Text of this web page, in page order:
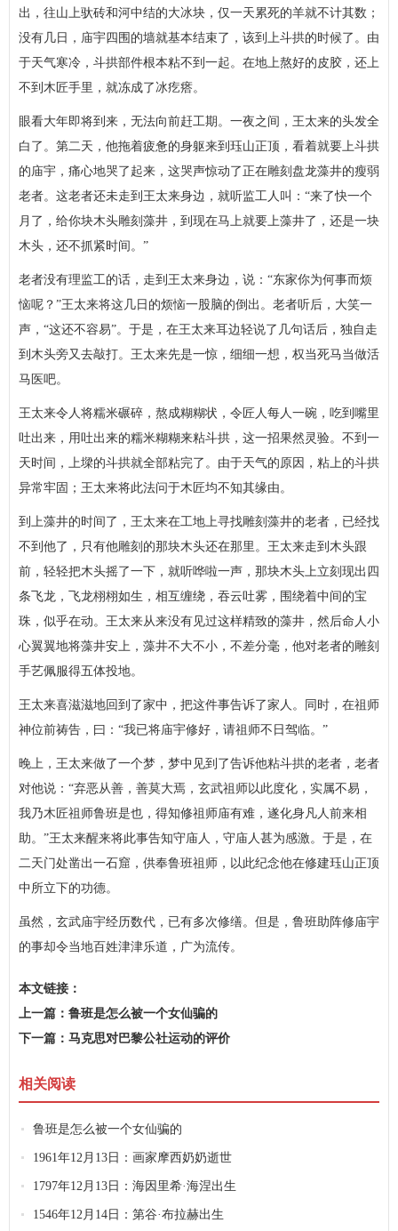
出，往山上驮砖和河中结的大冰块，仅一天累死的羊就不计其数；
没有几日，庙宇四围的墙就基本结束了，该到上斗拱的时候了。由
于天气寒冷，斗拱部件根本粘不到一起。在地上熬好的皮胶，还上
不到木匠手里，就冻成了冰疙瘩。
眼看大年即将到来，无法向前赶工期。一夜之间，王太来的头发全
白了。第二天，他拖着疲惫的身躯来到珏山正顶，看着就要上斗拱
的庙宇，痛心地哭了起来，这哭声惊动了正在雕刻盘龙藻井的瘦弱
老者。这老者还未走到王太来身边，就听监工人叫：“来了快一个
月了，给你块木头雕刻藻井，到现在马上就要上藻井了，还是一块
木头，还不抓紧时间。”
老者没有理监工的话，走到王太来身边，说：“东家你为何事而烦
恼呢？”王太来将这几日的烦恼一股脑的倒出。老者听后，大笑一
声，“这还不容易”。于是，在王太来耳边轻说了几句话后，独自走
到木头旁又去敲打。王太来先是一惊，细细一想，权当死马当做活
马医吧。
王太来令人将糯米碾碎，熬成糊糊状，令匠人每人一碗，吃到嘴里
吐出来，用吐出来的糯米糊糊来粘斗拱，这一招果然灵验。不到一
天时间，上墚的斗拱就全部粘完了。由于天气的原因，粘上的斗拱
异常牢固；王太来将此法问于木匠均不知其缘由。
到上藻井的时间了，王太来在工地上寻找雕刻藻井的老者，已经找
不到他了，只有他雕刻的那块木头还在那里。王太来走到木头跟
前，轻轻把木头摇了一下，就听哗啦一声，那块木头上立刻现出四
条飞龙，飞龙栩栩如生，相互缠绕，吞云吐雾，围绕着中间的宝
珠，似乎在动。王太来从来没有见过这样精致的藻井，然后命人小
心翼翼地将藻井安上，藻井不大不小，不差分毫，他对老者的雕刻
手艺佩服得五体投地。
王太来喜滋滋地回到了家中，把这件事告诉了家人。同时，在祖师
神位前祷告，曰：“我已将庙宇修好，请祖师不日驾临。”
晚上，王太来做了一个梦，梦中见到了告诉他粘斗拱的老者，老者
对他说：“弃恶从善，善莫大焉，玄武祖师以此度化，实属不易，
我乃木匠祖师鲁班是也，得知修祖师庙有难，遂化身凡人前来相
助。”王太来醒来将此事告知守庙人，守庙人甚为感激。于是，在
二天门处凿出一石窟，供奉鲁班祖师，以此纪念他在修建珏山正顶
中所立下的功德。
虽然，玄武庙宇经历数代，已有多次修缮。但是，鲁班助阵修庙宇
的事却令当地百姓津津乐道，广为流传。
本文链接：
http://www.wecj.cn/lszz/ce3b164f670bb84e6e3ff5e56c757726.html
上一篇： 鲁班是怎么被一个女仙骗的
下一篇： 马克思对巴黎公社运动的评价
相关阅读
鲁班是怎么被一个女仙骗的
1961年12月13日：画家摩西奶奶逝世
1797年12月13日：海因里希·海涅出生
1546年12月14日：第谷·布拉赫出生